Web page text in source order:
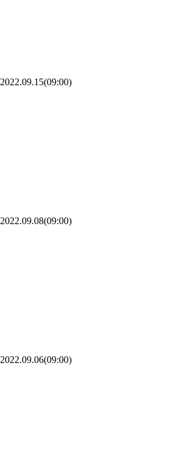
2022.09.15(09:00)
2022.09.08(09:00)
2022.09.06(09:00)